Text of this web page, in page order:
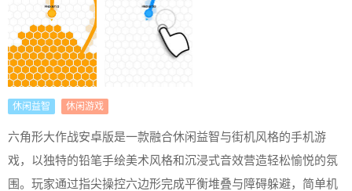
休闲益智 休闲游戏
六角形大作战安卓版是一款融合休闲益智与街机风格的手机游
戏，以独特的铅笔手绘美术风格和沉浸式音效营造轻松愉悦的氛
围。玩家通过指尖操控六边形完成平衡堆叠与障碍躲避，简单机